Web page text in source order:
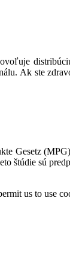
Ak ste
Gesetz
štúdie sú
us to use